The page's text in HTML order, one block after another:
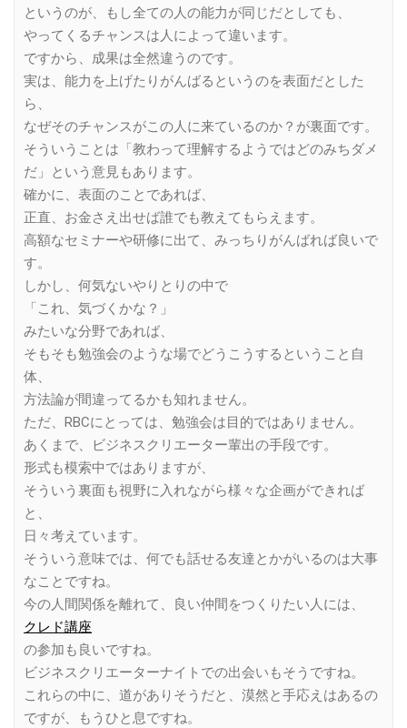
というのが、もし全ての人の能力が同じだとしても、
やってくるチャンスは人によって違います。
ですから、成果は全然違うのです。
実は、能力を上げたりがんばるというのを表面だとした
ら、
なぜそのチャンスがこの人に来ているのか？が裏面です。
そういうことは「教わって理解するようではどのみちダメ
だ」という意見もあります。
確かに、表面のことであれば、
正直、お金さえ出せば誰でも教えてもらえます。
高額なセミナーや研修に出て、みっちりがんばれば良いで
す。
しかし、何気ないやりとりの中で
「これ、気づくかな？」
みたいな分野であれば、
そもそも勉強会のような場でどうこうするということ自
体、
方法論が間違ってるかも知れません。
ただ、RBCにとっては、勉強会は目的ではありません。
あくまで、ビジネスクリエーター輩出の手段です。
形式も模索中ではありますが、
そういう裏面も視野に入れながら様々な企画ができれば
と、
日々考えています。
そういう意味では、何でも話せる友達とかがいるのは大事
なことですね。
今の人間関係を離れて、良い仲間をつくりたい人には、
クレド講座
の参加も良いですね。
ビジネスクリエーターナイトでの出会いもそうですね。
これらの中に、道がありそうだと、漠然と手応えはあるの
ですが、もうひと息ですね。